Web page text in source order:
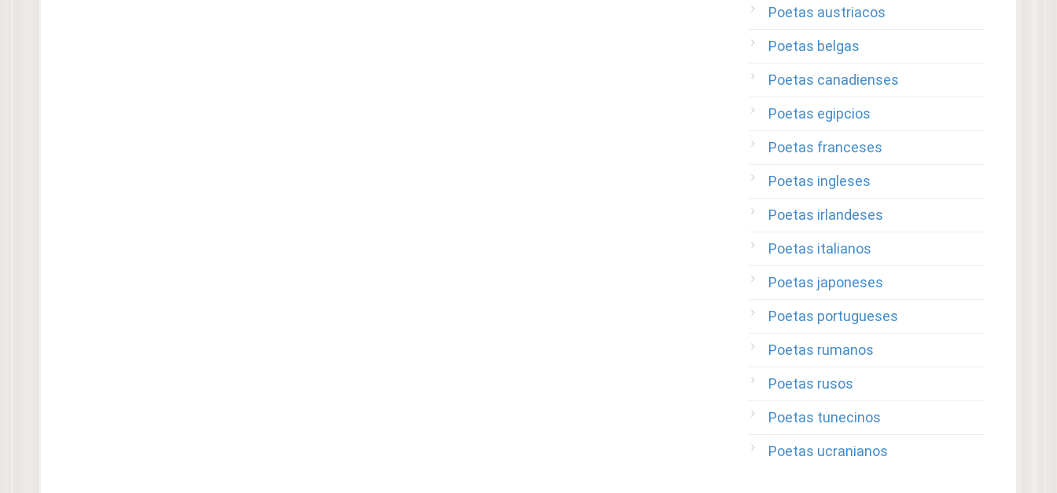
Poetas austriacos
Poetas belgas
Poetas canadienses
Poetas egipcios
Poetas franceses
Poetas ingleses
Poetas irlandeses
Poetas italianos
Poetas japoneses
Poetas portugueses
Poetas rumanos
Poetas rusos
Poetas tunecinos
Poetas ucranianos